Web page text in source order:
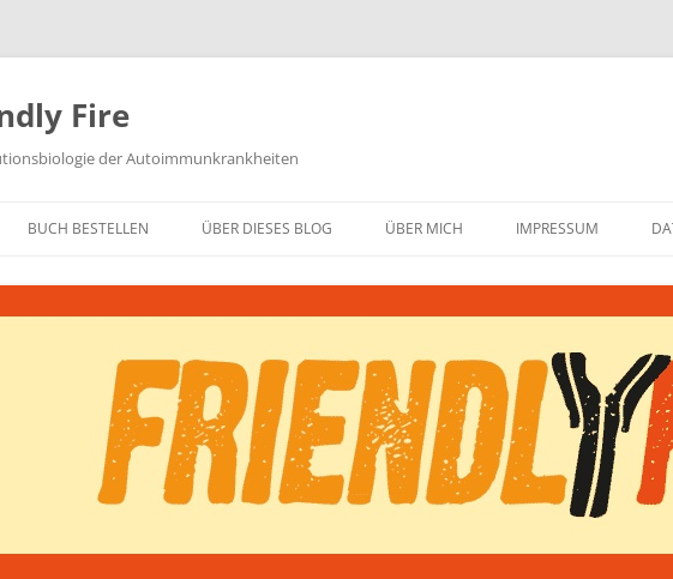
Fire
der Autoimmunkrankheiten
BUCH BESTELLEN ÜBER DIESES BLOG ÜBER MICH IMPRESSUM